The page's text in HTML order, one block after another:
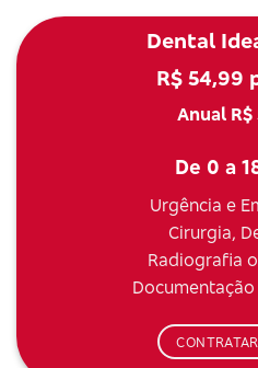
Dental
R$ 54,99
Anual R$
De 0 a
Urgência e
Cirurgia,
Radiografia